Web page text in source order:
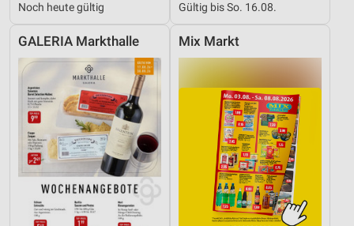
Noch heute gültig Gültig bis So. 16.08.
GALERIA Markthalle Mix Markt